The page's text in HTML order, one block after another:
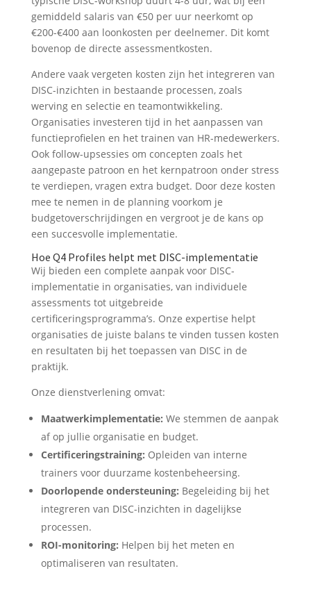
gemiddeld salaris van €50 per uur neerkomt op
€200-€400 aan loonkosten per deelnemer. Dit komt
bovenop de directe assessmentkosten.
Andere vaak vergeten kosten zijn het integreren van
DISC-inzichten in bestaande processen, zoals
werving en selectie en teamontwikkeling.
Organisaties investeren tijd in het aanpassen van
functieprofielen en het trainen van HR-medewerkers.
Ook follow-upsessies om concepten zoals het
aangepaste patroon en het kernpatroon onder stress
te verdiepen, vragen extra budget. Door deze kosten
mee te nemen in de planning voorkom je
budgetoverschrijdingen en vergroot je de kans op
een succesvolle implementatie.
Hoe Q4 Profiles helpt met DISC-implementatie
Wij bieden een complete aanpak voor DISC-
implementatie in organisaties, van individuele
assessments tot uitgebreide
certificeringsprogramma’s. Onze expertise helpt
organisaties de juiste balans te vinden tussen kosten
en resultaten bij het toepassen van DISC in de
praktijk.
Onze dienstverlening omvat:
Maatwerkimplementatie: We stemmen de aanpak
af op jullie organisatie en budget.
Certificeringstraining: Opleiden van interne
trainers voor duurzame kostenbeheersing.
Doorlopende ondersteuning: Begeleiding bij het
integreren van DISC-inzichten in dagelijkse
processen.
ROI-monitoring: Helpen bij het meten en
optimaliseren van resultaten.